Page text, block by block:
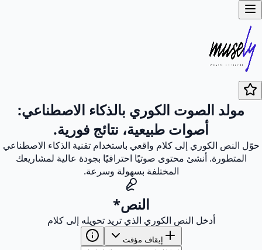
مولد الصوت الكوري بالذكاء الاصطناعي:
أصوات طبيعية، نتائج فورية.
حوّل النص الكوري إلى كلام واقعي باستخدام تقنية الذكاء الاصطناعي
المتطورة. أنشئ محتوى صوتيًا احترافيًا بجودة عالية لمشاريعك
المختلفة بسهولة وسرعة.
النص*
أدخل النص الكوري الذي تريد تحويله إلى كلام
إيقاف مؤقت